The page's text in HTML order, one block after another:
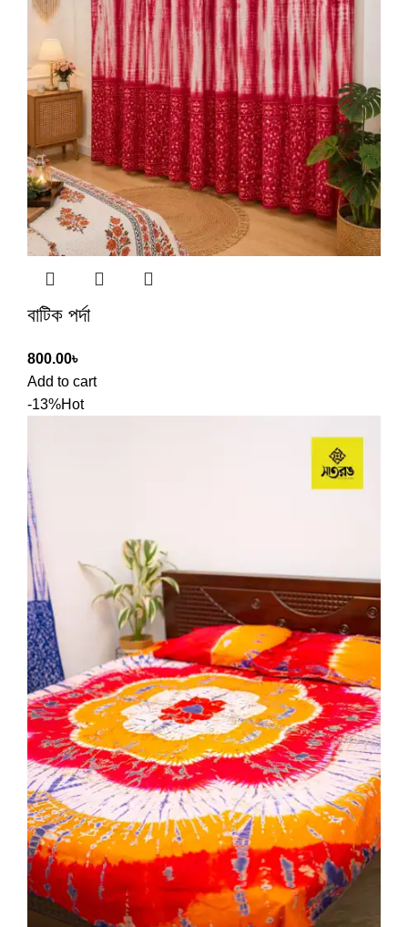
বাটিক পর্দা
800.00৳
Add to cart
-13%Hot